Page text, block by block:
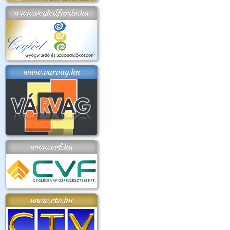
www.cegledfurdo.hu
www.varvag.hu
www.cvf.hu
www.ctv.hu